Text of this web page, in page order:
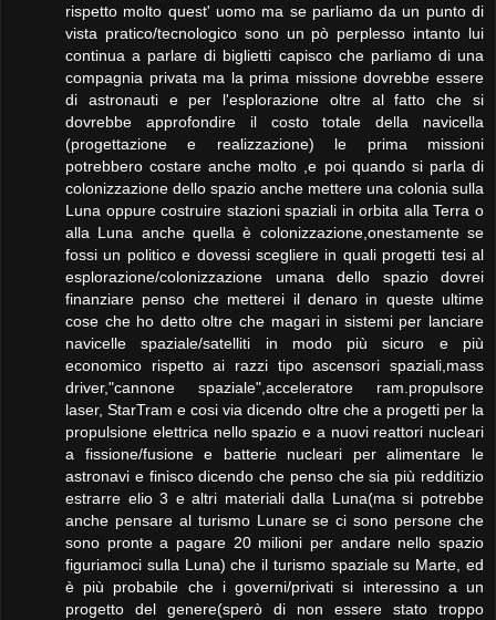
rispetto molto quest' uomo ma se parliamo da un punto di
vista pratico/tecnologico sono un pò perplesso intanto lui
continua a parlare di biglietti capisco che parliamo di una
compagnia privata ma la prima missione dovrebbe essere
di astronauti e per l'esplorazione oltre al fatto che si
dovrebbe approfondire il costo totale della navicella
(progettazione e realizzazione) le prima missioni
potrebbero costare anche molto ,e poi quando si parla di
colonizzazione dello spazio anche mettere una colonia sulla
Luna oppure costruire stazioni spaziali in orbita alla Terra o
alla Luna anche quella è colonizzazione,onestamente se
fossi un politico e dovessi scegliere in quali progetti tesi al
esplorazione/colonizzazione umana dello spazio dovrei
finanziare penso che metterei il denaro in queste ultime
cose che ho detto oltre che magari in sistemi per lanciare
navicelle spaziale/satelliti in modo più sicuro e più
economico rispetto ai razzi tipo ascensori spaziali,mass
driver,"cannone spaziale",acceleratore ram.propulsore
laser, StarTram e cosi via dicendo oltre che a progetti per la
propulsione elettrica nello spazio e a nuovi reattori nucleari
a fissione/fusione e batterie nucleari per alimentare le
astronavi e finisco dicendo che penso che sia più redditizio
estrarre elio 3 e altri materiali dalla Luna(ma si potrebbe
anche pensare al turismo Lunare se ci sono persone che
sono pronte a pagare 20 milioni per andare nello spazio
figuriamoci sulla Luna) che il turismo spaziale su Marte, ed
è più probabile che i governi/privati si interessino a un
progetto del genere(sperò di non essere stato troppo